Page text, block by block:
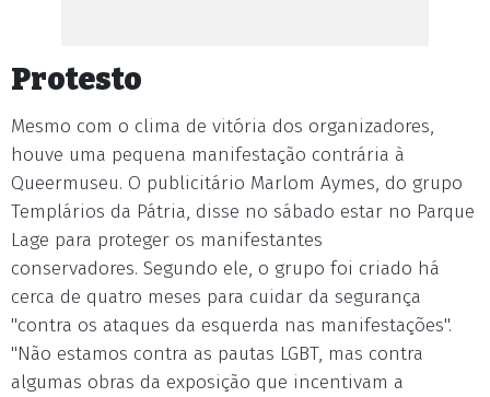
Protesto
Mesmo com o clima de vitória dos organizadores,
houve uma pequena manifestação contrária à
Queermuseu. O publicitário Marlom Aymes, do grupo
Templários da Pátria, disse no sábado estar no Parque
Lage para proteger os manifestantes
conservadores. Segundo ele, o grupo foi criado há
cerca de quatro meses para cuidar da segurança
"contra os ataques da esquerda nas manifestações".
"Não estamos contra as pautas LGBT, mas contra
algumas obras da exposição que incentivam a